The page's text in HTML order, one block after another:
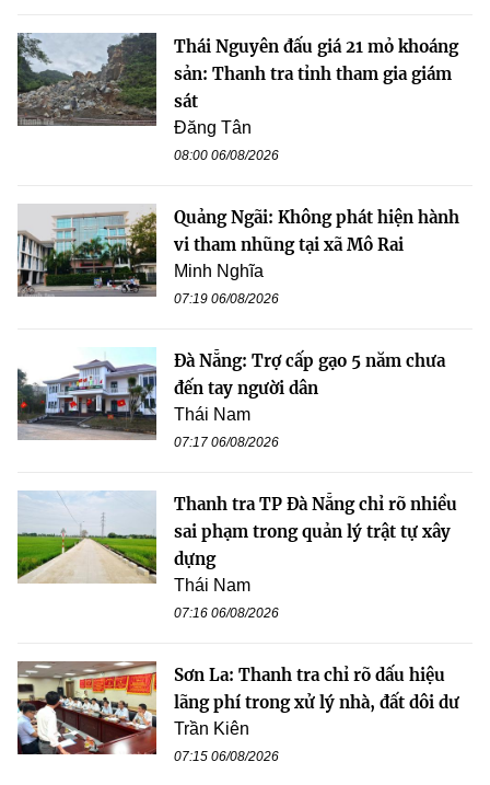
Thái Nguyên đấu giá 21 mỏ khoáng
sản: Thanh tra tỉnh tham gia giám
sát
Đăng Tân
08:00 06/08/2026
Quảng Ngãi: Không phát hiện hành
vi tham nhũng tại xã Mô Rai
Minh Nghĩa
07:19 06/08/2026
Đà Nẵng: Trợ cấp gạo 5 năm chưa
đến tay người dân
Thái Nam
07:17 06/08/2026
Thanh tra TP Đà Nẵng chỉ rõ nhiều
sai phạm trong quản lý trật tự xây
dựng
Thái Nam
07:16 06/08/2026
Sơn La: Thanh tra chỉ rõ dấu hiệu
lãng phí trong xử lý nhà, đất dôi dư
Trần Kiên
07:15 06/08/2026